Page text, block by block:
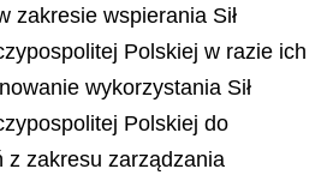
zakresie wspierania Sił
Polskiej w razie ich
wykorzystania Sił
Polskiej do
z zakresu zarządzania